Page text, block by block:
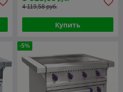
4 119,58 руб.
Купить
-5%